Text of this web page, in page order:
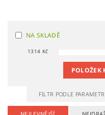
NA SKLADĚ
1314 Kč
POLOŽEK
FILTR PODLE